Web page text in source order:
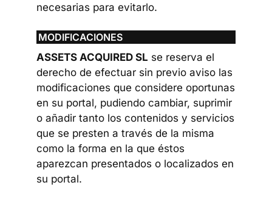
necesarias para evitarlo.
MODIFICACIONES
ASSETS ACQUIRED SL se reserva el
derecho de efectuar sin previo aviso las
modificaciones que considere oportunas
en su portal, pudiendo cambiar, suprimir
o añadir tanto los contenidos y servicios
que se presten a través de la misma
como la forma en la que éstos
aparezcan presentados o localizados en
su portal.